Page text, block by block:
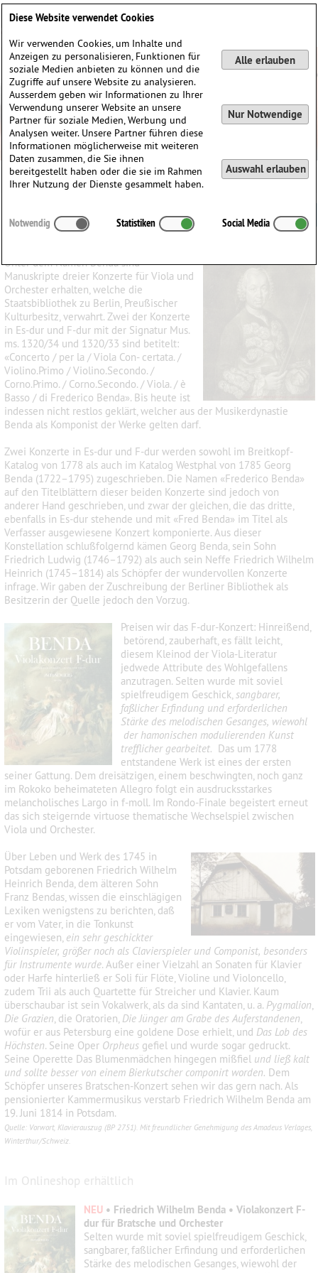
Friedrich Wilhelm Benda • Violakonzert in F-dur
Unter dem Namen Benda sind
Manuskripte dreier Konzerte für Viola und
Orchester erhalten, welche die
Staatsbibliothek zu Berlin, Preußischer
Kulturbesitz, verwahrt. Zwei der Konzerte
in Es-dur und F-dur mit der Signatur Mus.
ms. 1320/34 und 1320/33 sind betitelt:
«Concerto / per la / Viola Con- certata. /
Violino.Primo / Violino.Secondo. /
Corno.Primo. / Corno.Secondo. / Viola. / è
Basso / di Frederico Benda». Bis heute ist
indessen nicht restlos geklärt, welcher aus der Musikerdynastie
Benda als Komponist der Werke gelten darf.
Zwei Konzerte in Es-dur und F-dur werden sowohl im Breitkopf-
Katalog von 1778 als auch im Katalog Westphal von 1785 Georg
Benda (1722–1795) zugeschrieben. Die Namen «Frederico Benda»
auf den Titelblättern dieser beiden Konzerte sind jedoch von
anderer Hand geschrieben, und zwar der gleichen, die das dritte,
ebenfalls in Es-dur stehende und mit «Fred Benda» im Titel als
Verfasser ausgewiesene Konzert komponierte. Aus dieser
Konstellation schlußfolgernd kämen Georg Benda, sein Sohn
Friedrich Ludwig (1746–1792) als auch sein Neffe Friedrich Wilhelm
Heinrich (1745–1814) als Schöpfer der wundervollen Konzerte
infrage. Wir gaben der Zuschreibung der Berliner Bibliothek als
Besitzerin der Quelle jedoch den Vorzug.
Preisen wir das F-dur-Konzert: Hinreißend,
betörend, zauberhaft, es fällt leicht,
diesem Kleinod der Viola-Literatur
jedwede Attribute des Wohlgefallens
anzutragen. Selten wurde mit soviel
spielfreudigem Geschick,sangbarer,
faßlicher Erﬁndung und erforderlichen
Stärke des melodischen Gesanges, wiewohl
der hamonischen modulierenden Kunst
trefflicher gearbeitet. Das um 1778
entstandene Werk ist eines der ersten
seiner Gattung. Dem dreisätzigen, einem beschwingten, noch ganz
im Rokoko beheimateten Allegro folgt ein ausdrucksstarkes
melancholisches Largo in f-moll. Im Rondo-Finale begeistert erneut
das sich steigernde virtuose thematische Wechselspiel zwischen
Viola und Orchester.
Über Leben und Werk des 1745 in
Potsdam geborenen Friedrich Wilhelm
Heinrich Benda, dem älteren Sohn
Franz Bendas, wissen die einschlägigen
Lexiken wenigstens zu berichten, daß
er vom Vater, in die Tonkunst
eingewiesen, ein sehr geschickter
Violinspieler, größer noch als Clavierspieler und Componist, besonders
für Instrumente wurde. Außer einer Vielzahl an Sonaten für Klavier
oder Harfe hinterließ er Soli für Flöte, Violine und Violoncello,
zudem Trii als auch Quartette für Streicher und Klavier. Kaum
überschaubar ist sein Vokalwerk, als da sind Kantaten, u. a. Pygmalion,
Die Grazien, die Oratorien, Die Jünger am Grabe des Auferstandenen,
wofür er aus Petersburg eine goldene Dose erhielt, und Das Lob des
Höchsten. Seine Oper Orpheus geﬁel und wurde sogar gedruckt.
Seine Operette Das Blumenmädchen hingegen mißﬁel und ließ kalt
und sollte besser von einem Bierkutscher componirt worden. Dem
Schöpfer unseres Bratschen-Konzert sehen wir das gern nach. Als
pensionierter Kammermusikus verstarb Friedrich Wilhelm Benda am
19. Juni 1814 in Potsdam.
Quelle: Vorwort, Klavierauszug (BP 2751). Mit freundlicher Genehmigung des Amadeus Verlages,
Winterthur/Schweiz.
Im Onlineshop erhältlich
NEU • Friedrich Wilhelm Benda • Violakonzert F-
dur für Bratsche und Orchester
Selten wurde mit soviel spielfreudigem Geschick,
sangbarer, faßlicher Erfindung und erforderlichen
Stärke des melodischen Gesanges, wiewohl der
Diese Website verwendet Cookies
Wir verwenden Cookies, um Inhalte und
Anzeigen zu personalisieren, Funktionen für
soziale Medien anbieten zu können und die
Zugriffe auf unsere Website zu analysieren.
Ausserdem geben wir Informationen zu Ihrer
Verwendung unserer Website an unsere
Partner für soziale Medien, Werbung und
Analysen weiter. Unsere Partner führen diese
Informationen möglicherweise mit weiteren
Daten zusammen, die Sie ihnen
bereitgestellt haben oder die sie im Rahmen
Ihrer Nutzung der Dienste gesammelt haben.
Alle erlauben
Nur Notwendige
Auswahl erlauben
Notwendig Statistiken Social Media